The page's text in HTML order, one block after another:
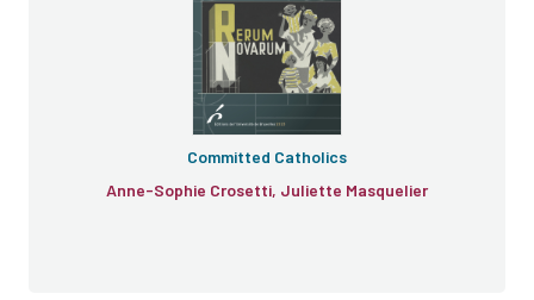
Committed Catholics
Anne-Sophie Crosetti, Juliette Masquelier